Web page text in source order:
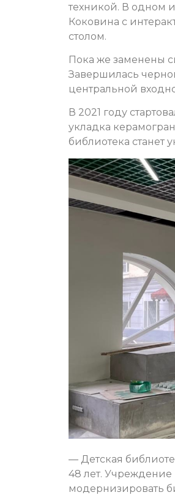
техникой. В одном
Коковина с
столом.
Пока же заменены
Завершилась
центральной
В 2021 году
укладка
библиотека станет
— Детская
48 лет. Учреждение
модернизировать